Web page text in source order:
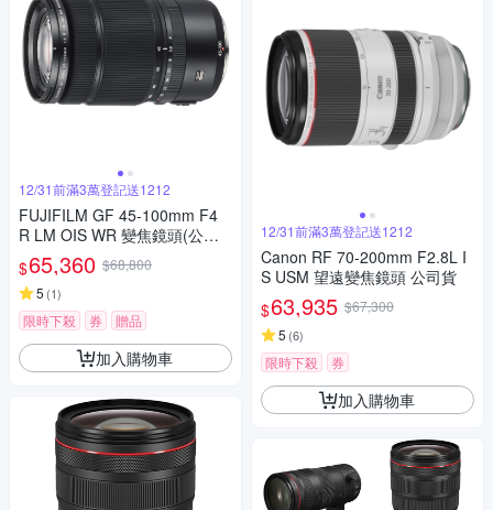
12/31前滿3萬登記送1212
FUJIFILM GF 45-100mm F4
R LM OIS WR 變焦鏡頭(公司
貨)
$65,360 $68,800
5 (1)
限時下殺 券 贈品
加入購物車
12/31前滿3萬登記送1212
Canon RF 70-200mm F2.8L I
S USM 望遠變焦鏡頭 公司貨
$63,935 $67,300
5 (6)
限時下殺 券
加入購物車